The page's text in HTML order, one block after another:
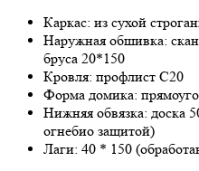
Каркас: из сухой
Наружная обшивка:
бруса 20*150
Кровля: профлист С20
Форма домика:
Нижняя обвязка: доска
огнебио защитой)
Лаги: 40 * 150